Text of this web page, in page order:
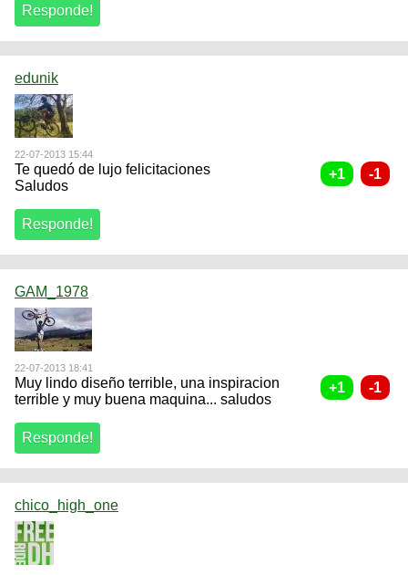
edunik
22-07-2013 15:44
Te quedó de lujo felicitaciones
Saludos
GAM_1978
22-07-2013 18:41
Muy lindo diseño terrible, una inspiracion
terrible y muy buena maquina... saludos
chico_high_one